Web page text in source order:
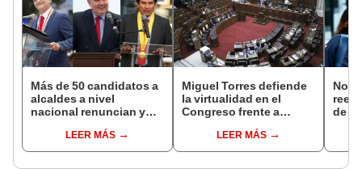
Más de 50 candidatos a
alcaldes a nivel
nacional renuncian y
encubiertaLEER MÁS
Miguel Torres defiende
la virtualidad en el
Congreso frente a
plantea la
presencialidad
LEER MÁS
de